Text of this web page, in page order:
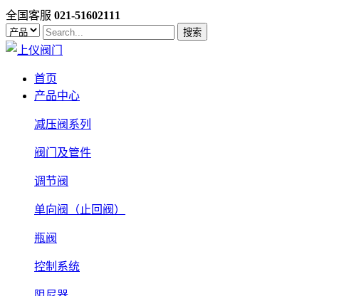
全国客服 021-51602111
搜索
首页
产品中心
减压阀系列
阀门及管件
调节阀
单向阀（止回阀）
瓶阀
控制系统